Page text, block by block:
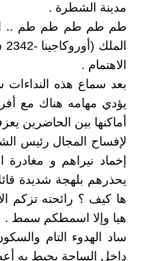
مدينة الشطرة .
طم طم طم طم طم ..
الاهتمام .
بعد سماع هذه
يؤدي مهامه هناك مع
أماكنها بين الحاضرين
لإفساح المجال رئيس
إخماد نيراهم و
يحذرهم بلهجة شديدة
ها كيف ؟ رائحته تزكم
هيا وإلا اسمطكم سمط .
ساد الهدوء التام
داخل الساحة يحيط به